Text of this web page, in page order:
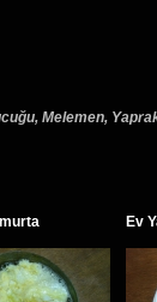
Melemen,
Ev